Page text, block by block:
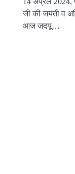
जी की जयंती व
आज जदयू…